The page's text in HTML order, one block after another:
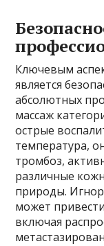
Ключевым
является
абсолютных
массаж
острые
температура,
тромбоз,
различные
природы.
может
включая